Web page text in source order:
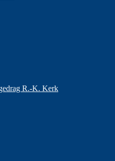
R.-K. Kerk